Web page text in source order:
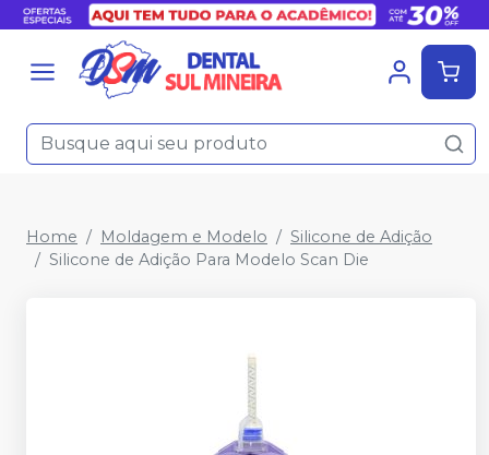
Home Moldagem e Modelo
Silicone de Adição
Silicone de Adição Para Modelo Scan Die